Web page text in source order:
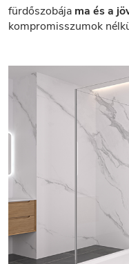
fürdőszobája ma és a
kompromisszumok